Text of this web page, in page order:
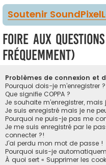
Soutenir
Foire aux
fréquemment)
Problèmes de connexion et
Pourquoi dois-je m’enregistrer ?
Que signifie COPPA ?
Je souhaite m’enregistrer, mais
Je suis enregistré mais je ne
Pourquoi ne puis-je pas me
Je me suis enregistré par le
connecter ?!
J’ai perdu mon mot de passe !
Pourquoi suis-je
À quoi sert « Supprimer les